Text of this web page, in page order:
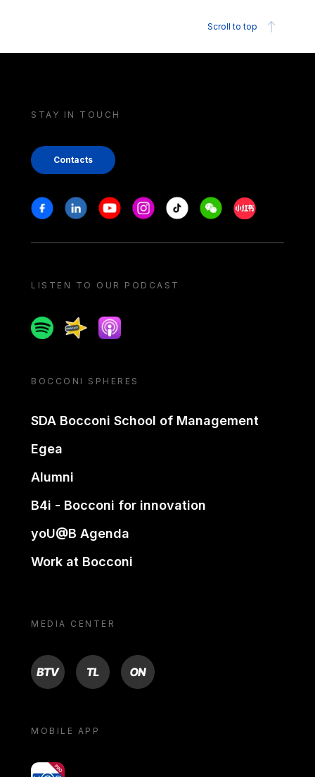
Scroll to top
STAY IN TOUCH
Contacts
Stay in touch
FacebookLinkedinYoutubeInstagram
Tiktok WeechatXiaohongshu/
LISTEN TO OUR PODCAST
SpotifySpreakerApple podcast
BOCCONI SPHERES
SDA Bocconi School of Management
Egea
Alumni
B4i - Bocconi for innovation
yoU@B Agenda
Work at Bocconi
MEDIA CENTER
BTV TL ON
MOBILE APP
yoU@B